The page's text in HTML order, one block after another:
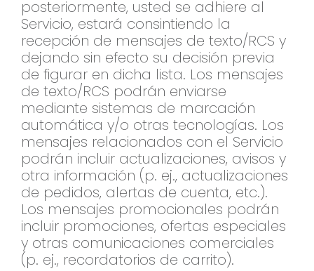
posteriormente, usted se adhiere al
Servicio, estará consintiendo la
recepción de mensajes de texto/RCS y
dejando sin efecto su decisión previa
de figurar en dicha lista. Los mensajes
de texto/RCS podrán enviarse
mediante sistemas de marcación
automática y/o otras tecnologías. Los
mensajes relacionados con el Servicio
podrán incluir actualizaciones, avisos y
otra información (p. ej., actualizaciones
de pedidos, alertas de cuenta, etc.).
Los mensajes promocionales podrán
incluir promociones, ofertas especiales
y otras comunicaciones comerciales
(p. ej., recordatorios de carrito).